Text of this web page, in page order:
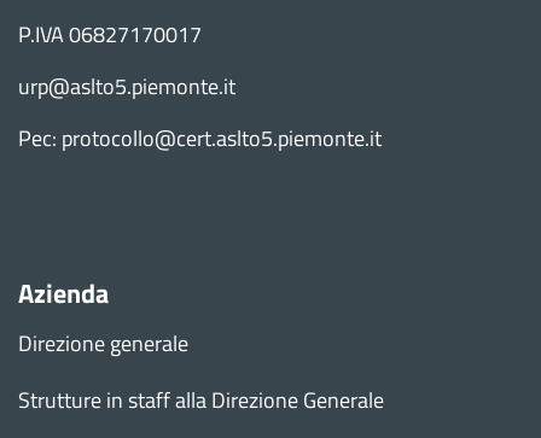
P.IVA 06827170017
urp@aslto5.piemonte.it
Pec: protocollo@cert.aslto5.piemonte.it
Azienda
Direzione generale
Strutture in staff alla Direzione Generale